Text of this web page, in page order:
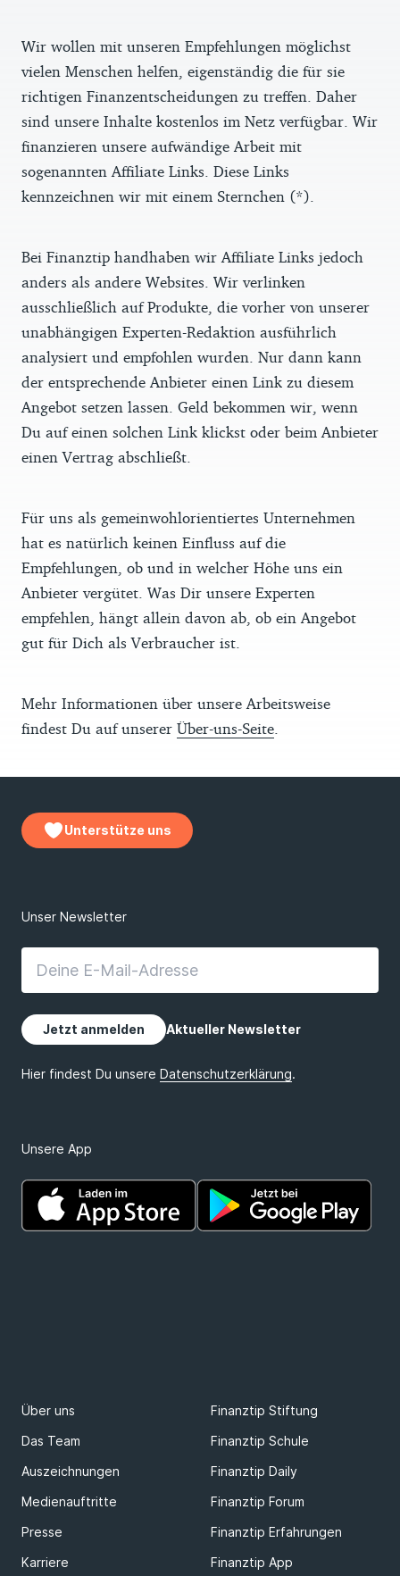
Wir wollen mit unseren Empfehlungen möglichst
vielen Menschen helfen, eigenständig die für sie
richtigen Finanzentscheidungen zu treffen. Daher
sind unsere Inhalte kostenlos im Netz verfügbar. Wir
finanzieren unsere aufwändige Arbeit mit
sogenannten Affiliate Links. Diese Links
kennzeichnen wir mit einem Sternchen (*).
Bei Finanztip handhaben wir Affiliate Links jedoch
anders als andere Websites. Wir verlinken
ausschließlich auf Produkte, die vorher von unserer
unabhängigen Experten-Redaktion ausführlich
analysiert und empfohlen wurden. Nur dann kann
der entsprechende Anbieter einen Link zu diesem
Angebot setzen lassen. Geld bekommen wir, wenn
Du auf einen solchen Link klickst oder beim Anbieter
einen Vertrag abschließt.
Für uns als gemeinwohlorientiertes Unternehmen
hat es natürlich keinen Einfluss auf die
Empfehlungen, ob und in welcher Höhe uns ein
Anbieter vergütet. Was Dir unsere Experten
empfehlen, hängt allein davon ab, ob ein Angebot
gut für Dich als Verbraucher ist.
Mehr Informationen über unsere Arbeitsweise
findest Du auf unserer Über-uns-Seite
Unterstütze uns
Unsere App
Über uns
Finanztip Stiftung
Das Team
Finanztip Schule
Auszeichnungen
Finanztip Daily
Medienauftritte
Finanztip Forum
Presse
Finanztip Erfahrungen
Karriere
Finanztip App